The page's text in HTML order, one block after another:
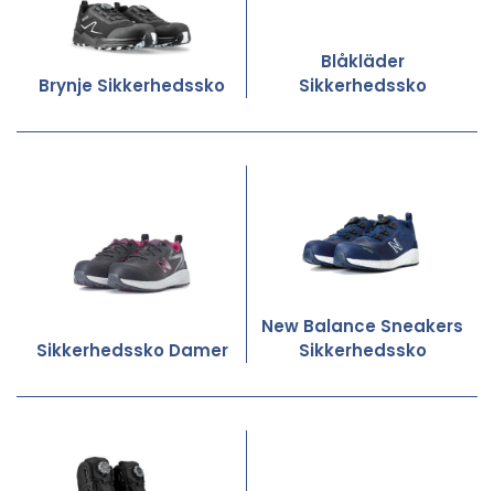
Brynje Sikkerhedssko
Blåkläder
Sikkerhedssko
Sikkerhedssko Damer
New Balance Sneakers
Sikkerhedssko